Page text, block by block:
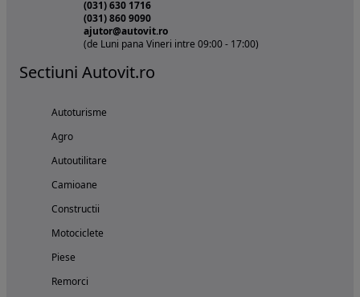
(031) 630 1716
(031) 860 9090
ajutor@autovit.ro
(de Luni pana Vineri intre 09:00 - 17:00)
Sectiuni Autovit.ro
Autoturisme
Agro
Autoutilitare
Camioane
Constructii
Motociclete
Piese
Remorci